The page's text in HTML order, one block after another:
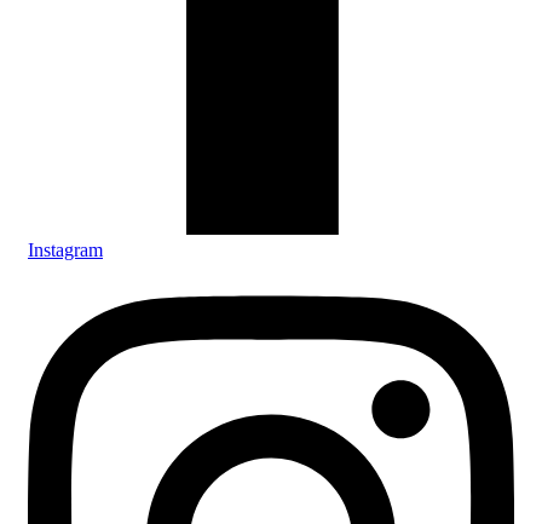
Instagram